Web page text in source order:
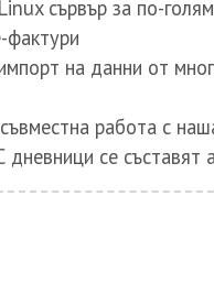
сървър за по-
фактури
на данни от
работа с
се съставят